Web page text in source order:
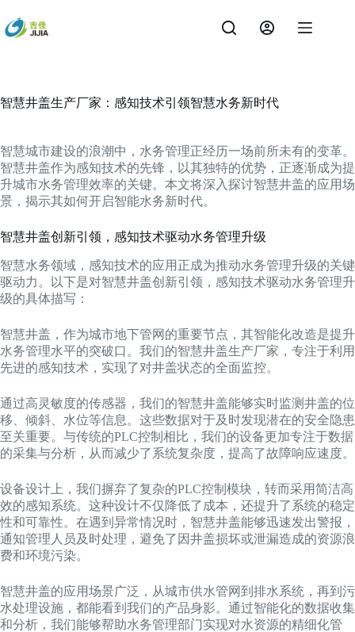
过
内
智慧井盖生产厂家：感知技术引领智慧水务新时代
智慧城市建设的浪潮中，水务管理正经历一场前所未有的变革。
智慧井盖作为感知技术的先锋，以其独特的优势，正逐渐成为提
升城市水务管理效率的关键。本文将深入探讨智慧井盖的应用场
景，揭示其如何开启智能水务新时代。
智慧井盖创新引领，感知技术驱动水务管理升级
智慧水务领域，感知技术的应用正成为推动水务管理升级的关键
驱动力。以下是对智慧井盖创新引领，感知技术驱动水务管理升
级的具体描写：
智慧井盖，作为城市地下管网的重要节点，其智能化改造是提升
水务管理水平的突破口。我们的智慧井盖生产厂家，专注于利用
先进的感知技术，实现了对井盖状态的全面监控。
通过高灵敏度的传感器，我们的智慧井盖能够实时监测井盖的位
移、倾斜、水位等信息。这些数据对于及时发现潜在的安全隐患
至关重要。与传统的PLC控制相比，我们的设备更加专注于数据
的采集与分析，从而减少了系统复杂度，提高了故障响应速度。
设备设计上，我们摒弃了复杂的PLC控制模块，转而采用简洁高
效的感知系统。这种设计不仅降低了成本，还提升了系统的稳定
性和可靠性。在遇到异常情况时，智慧井盖能够迅速发出警报，
通知管理人员及时处理，避免了因井盖损坏或泄漏造成的资源浪
费和环境污染。
智慧井盖的应用场景广泛，从城市供水管网到排水系统，再到污
水处理设施，都能看到我们的产品身影。通过智能化的数据收集
和分析，我们能够帮助水务管理部门实现对水资源的精细化管